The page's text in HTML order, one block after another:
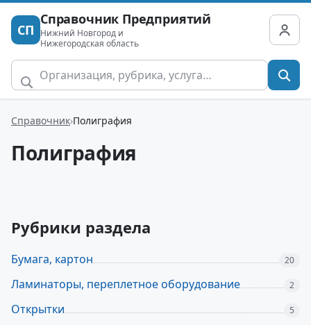
СП
Справочник Предприятий
Нижний Новгород и
Нижегородская область
Справочник Полиграфия
Полиграфия
Рубрики раздела
Бумага, картон 20
Ламинаторы, переплетное оборудование 2
Открытки 5